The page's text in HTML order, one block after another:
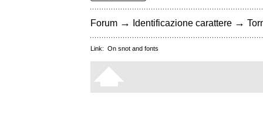
Forum → Identificazione carattere →
Link: On snot and fonts